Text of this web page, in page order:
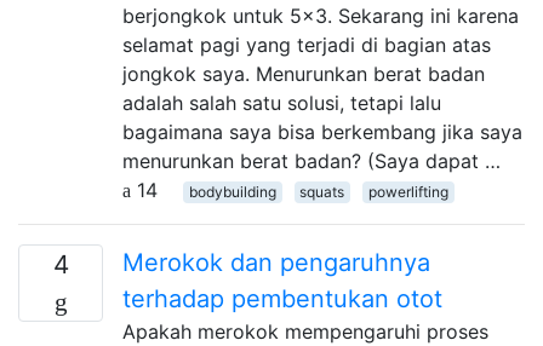
berjongkok untuk 5x3. Sekarang ini karena
selamat pagi yang terjadi di bagian atas
jongkok saya. Menurunkan berat badan
adalah salah satu solusi, tetapi lalu
bagaimana saya bisa berkembang jika saya
menurunkan berat badan? (Saya dapat …
14
bodybuilding squats powerlifting
4
Merokok dan pengaruhnya
terhadap pembentukan otot
Apakah merokok mempengaruhi proses